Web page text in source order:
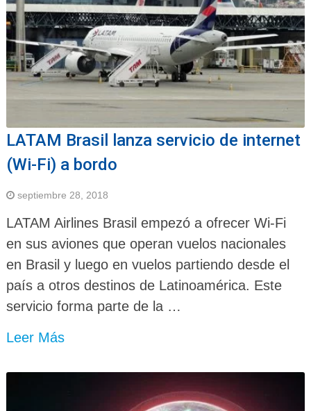
LATAM Brasil lanza servicio de internet
(Wi-Fi) a bordo
septiembre 28, 2018
LATAM Airlines Brasil empezó a ofrecer Wi-Fi
en sus aviones que operan vuelos nacionales
en Brasil y luego en vuelos partiendo desde el
país a otros destinos de Latinoamérica. Este
servicio forma parte de la …
Leer Más